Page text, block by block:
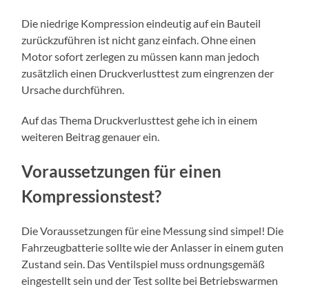
Die niedrige Kompression eindeutig auf ein Bauteil
zurückzuführen ist nicht ganz einfach. Ohne einen
Motor sofort zerlegen zu müssen kann man jedoch
zusätzlich einen Druckverlusttest zum eingrenzen der
Ursache durchführen.
Auf das Thema Druckverlusttest gehe ich in einem
weiteren Beitrag genauer ein.
Voraussetzungen für einen
Kompressionstest?
Die Voraussetzungen für eine Messung sind simpel! Die
Fahrzeugbatterie sollte wie der Anlasser in einem guten
Zustand sein. Das Ventilspiel muss ordnungsgemäß
eingestellt sein und der Test sollte bei Betriebswarmen